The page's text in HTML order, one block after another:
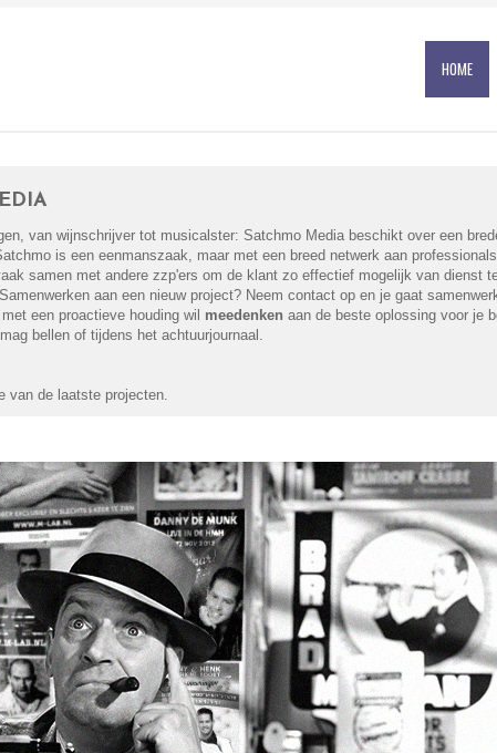
HOME
van wijnschrijver tot musicalster: Satchmo Media beschikt over een
is een eenmanszaak, maar met een breed netwerk aan
samen met andere zzp'ers om de klant zo effectief mogelijk van dienst
aan een nieuw project? Neem contact op en je gaat
een proactieve houding wil meedenken aan de beste oplossing voor je
bellen of tijdens het achtuurjournaal.
van de laatste projecten.